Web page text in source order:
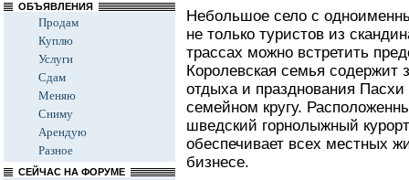
ОБЪЯВЛЕНИЯ
Продам
Куплю
Услуги
Сдам
Меняю
Сниму
Арендую
Разное
СЕЙЧАС НА ФОРУМЕ
Небольшое село с
не только туристов из
трассах можно встретить
Королевская семья
отдыха и празднования Пасхи
семейном кругу.
шведский горнолыжный
обеспечивает всех местных
бизнесе.